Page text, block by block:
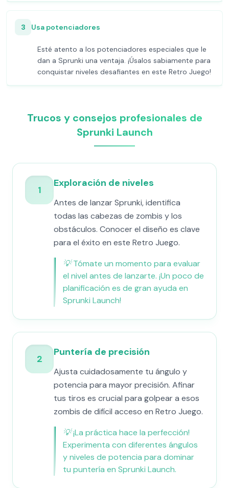
3 Usa potenciadores
Esté atento a los potenciadores especiales que le
dan a Sprunki una ventaja. ¡Úsalos sabiamente para
conquistar niveles desafiantes en este Retro Juego!
Trucos y consejos profesionales de
Sprunki Launch
1
Exploración de niveles
Antes de lanzar Sprunki, identifica
todas las cabezas de zombis y los
obstáculos. Conocer el diseño es clave
para el éxito en este Retro Juego.
💡Tómate un momento para evaluar
el nivel antes de lanzarte. ¡Un poco de
planificación es de gran ayuda en
Sprunki Launch!
2
Puntería de precisión
Ajusta cuidadosamente tu ángulo y
potencia para mayor precisión. Afinar
tus tiros es crucial para golpear a esos
zombis de difícil acceso en Retro Juego.
💡¡La práctica hace la perfección!
Experimenta con diferentes ángulos
y niveles de potencia para dominar
tu puntería en Sprunki Launch.